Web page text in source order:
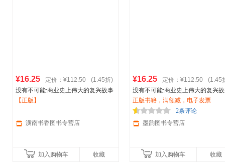
¥16.25 定价： ¥112.50
(1.45折)
没有不可能:商业史上伟大的复兴故事
—再造 阿迪达斯
【正版】
潢南书香图书专营店
加入购物车 收藏
¥16.25 定价： ¥112.50
(1.45
没有不可能:商业史上伟大的复兴
—再造阿迪达斯
正版书籍，满额减，电子发票
2条评论
墨韵图书专营店
加入购物车 收藏